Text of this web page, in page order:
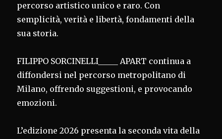
percorso artistico unico e raro. Con
semplicità, verità e libertà, fondamenti della
sua storia.
FILIPPO SORCINELLI_____ APART continua a
diffondersi nel percorso metropolitano di
Milano, offrendo suggestioni, e provocando
emozioni.
L’edizione 2026 presenta la seconda vita della